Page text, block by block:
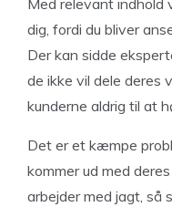
Med relevant indhold
dig, fordi du bliver
Der kan sidde
de ikke vil dele deres
kunderne aldrig til at
Det er et kæmpe
kommer ud med
arbejder med jagt, så